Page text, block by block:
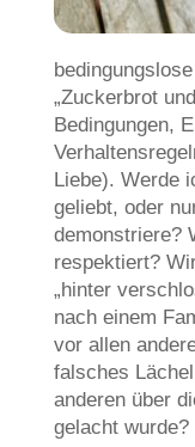
„Zuckerbrot
Bedingungen,
Liebe). Werde
geliebt, oder
demonstriere?
respektiert?
„hinter
nach einem
vor allen
falsches
anderen über
gelacht